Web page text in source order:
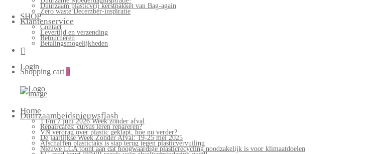
Duurzaam plasticvrij kerstpakket van Bag-again
Zero waste December-inspiratie
SHOP
Klantenservice
Contact
Levertijd en verzending
Retourneren
Betalingsmogelijkheden
Login
Shopping cart 0
again
Primary
Menu Home
Duurzaamheidsnieuwsflash
1 t/m 7 juni 2026 Week zonder afval
Repaircafés: cursus leren repareren?
VN verdrag over plastic geklapt, hoe nu verder?
De jaarlijkse Week Zonder Afval: 19-25 mei 2025
Afschaffen plastictaks is stap terug tegen plasticvervuiling
Nieuwe LCA toont aan dat hoogwaardige plasticrecycling noodzakelijk is voor klimaatdoelen